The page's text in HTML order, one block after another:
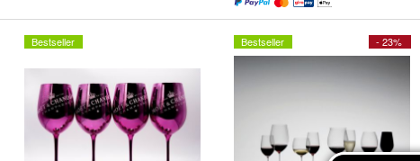
Bestseller - 23%
Bestseller